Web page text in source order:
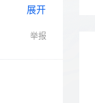
展开
举报
版 ACK